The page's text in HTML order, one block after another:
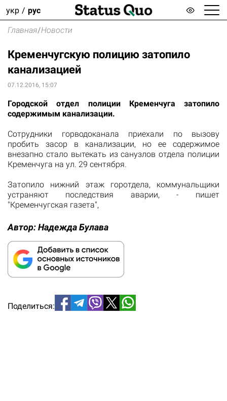
укр рус
Главная/Новости
Кременчугскую полицию затопило
канализацией
07.12.2016, 15:07
Городской отдел полиции Кременчуга затопило
содержимым канализации.
Сотрудники горводоканала приехали по вызову
пробить засор в канализации, но ее содержимое
внезапно стало вытекать из санузлов отдела полиции
Кременчуга на ул. 29 сентября.
Затопило нижний этаж горотдела, коммунальщики
устраняют последствия аварии, - пишет
"Кременчугская газета",
Автор:Надежда Булава
Поделиться: